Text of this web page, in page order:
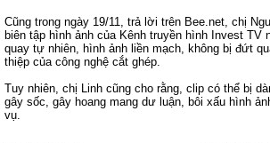
Cũng trong ngày 19/11, trả lời trên Bee.net, chị
biên tập hình ảnh của Kênh truyền hình Invest TV
quay tự nhiên, hình ảnh liền mạch, không bị đứt
thiệp của công nghệ cắt ghép.
Tuy nhiên, chị Linh cũng cho rằng, clip có thể bị
gây sốc, gây hoang mang dư luận, bôi xấu hình
vụ.